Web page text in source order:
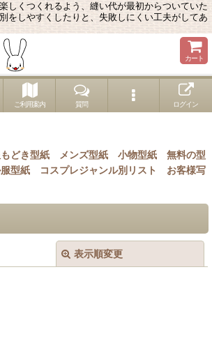
しくつくれるよう、縫い代が最初からついていた
をしやすくしたりと、失敗しにくい工夫がしてあ
カート
ご利用案内 質問 ログイン
どき型紙 メンズ型紙 小物型紙
無料の型
服型紙 コスプレジャンル別リスト
お客様写
表示順変更